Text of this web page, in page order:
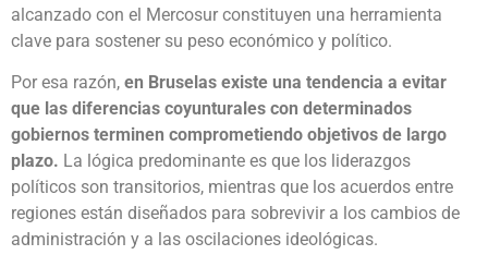
alcanzado con el Mercosur constituyen una herramienta
clave para sostener su peso económico y político.
Por esa razón, en Bruselas existe una tendencia a evitar
que las diferencias coyunturales con determinados
gobiernos terminen comprometiendo objetivos de largo
plazo. La lógica predominante es que los liderazgos
políticos son transitorios, mientras que los acuerdos entre
regiones están diseñados para sobrevivir a los cambios de
administración y a las oscilaciones ideológicas.